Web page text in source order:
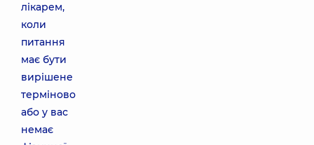
лікарем,
коли
питання
має бути
вирішене
терміново
або у вас
немає